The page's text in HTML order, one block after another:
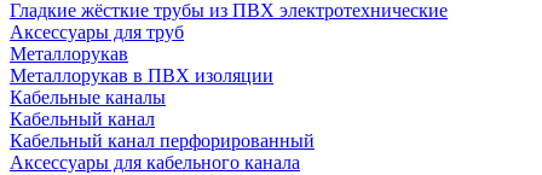
Гладкие жёсткие трубы из ПВХ электротехнические
Аксессуары для труб
Металлорукав
Металлорукав в ПВХ изоляции
Кабельные каналы
Кабельный канал
Кабельный канал перфорированный
Аксессуары для кабельного канала